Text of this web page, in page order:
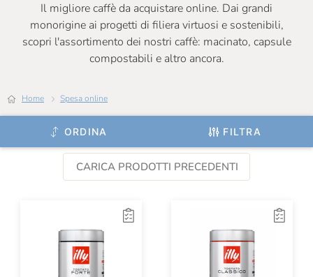
Il migliore caffè da acquistare online. Dai grandi
monorigine ai progetti di filiera virtuosi e sostenibili,
scopri l'assortimento dei nostri caffè: macinato, capsule
compostabili e altro ancora.
Home Spesa online
ORDINA FILTRA
CARICA PRODOTTI PRECEDENTI